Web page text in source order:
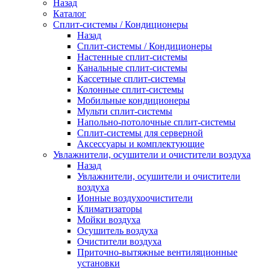
Назад
Каталог
Сплит-системы / Кондиционеры
Назад
Сплит-системы / Кондиционеры
Настенные сплит-системы
Канальные сплит-системы
Кассетные сплит-системы
Колонные сплит-системы
Мобильные кондиционеры
Мульти сплит-системы
Напольно-потолочные сплит-системы
Сплит-системы для серверной
Аксессуары и комплектующие
Увлажнители, осушители и очистители воздуха
Назад
Увлажнители, осушители и очистители
воздуха
Ионные воздухоочистители
Климатизаторы
Мойки воздуха
Осушитель воздуха
Очистители воздуха
Приточно-вытяжные вентиляционные
установки